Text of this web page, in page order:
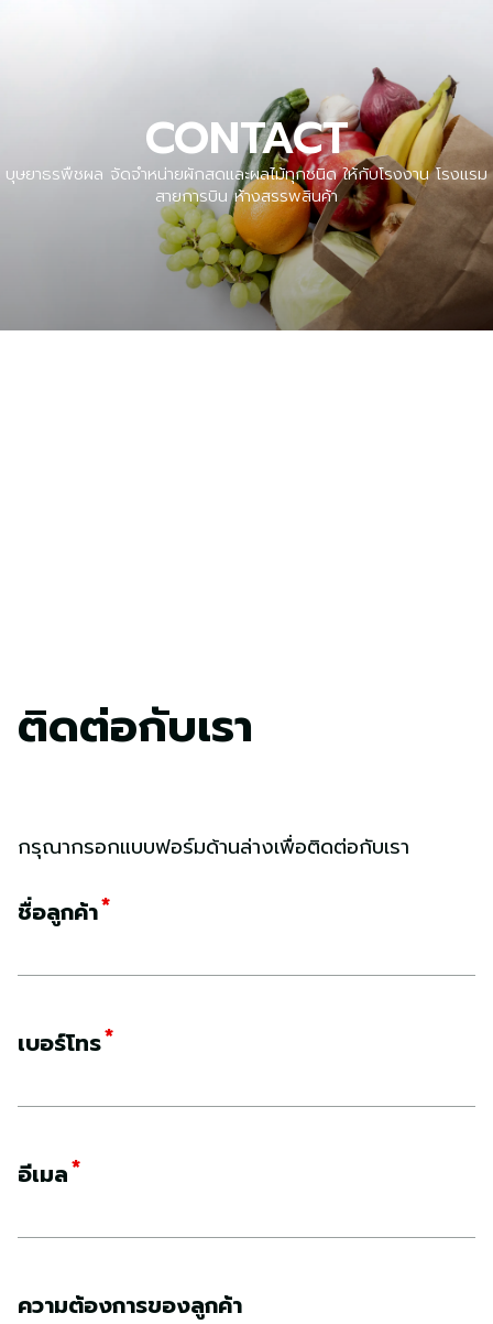
CONTACT
บุษยาธรพืชผล จัดจำหน่ายผักสดและผลไม้ทุกชนิด ให้กับโรงงาน โรงแรม
สายการบิน ห้างสรรพสินค้า